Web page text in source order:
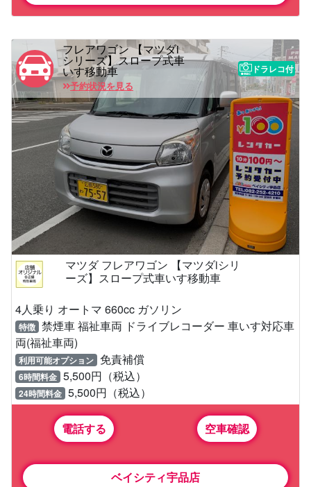
フレアワゴン 【マツダi
シリーズ】スロープ式車
いす移動車
予約状況を見る
ドラレコ付
マツダ フレアワゴン 【マツダiシリ
ーズ】スロープ式車いす移動車
4人乗り オートマ 660cc ガソリン
特徴 禁煙車 福祉車両 ドライブレコーダー 車いす対応車
両(福祉車両)
利用可能オプション 免責補償
6時間料金 5,500円（税込）
24時間料金 5,500円（税込）
電話する 空車確認
ベイシティ宇品店